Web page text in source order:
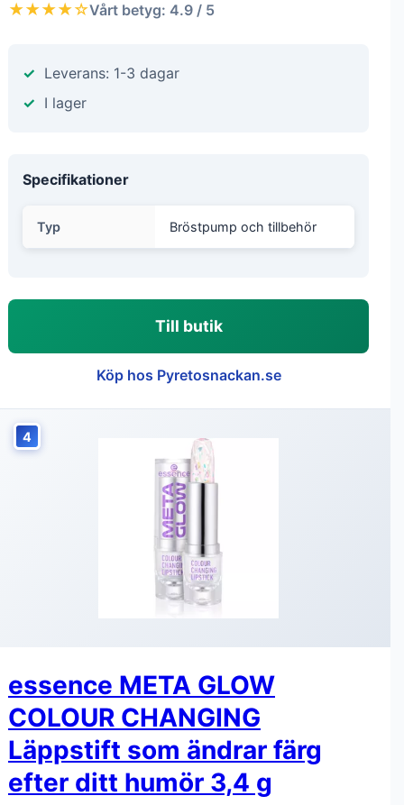
★★★★☆Vårt betyg: 4.9 / 5
Leverans: 1-3 dagar
I lager
Specifikationer
Typ Bröstpump och tillbehör
Till butik
Köp hos Pyretosnackan.se
4
essence META GLOW
COLOUR CHANGING
Läppstift som ändrar färg
efter ditt humör 3,4 g